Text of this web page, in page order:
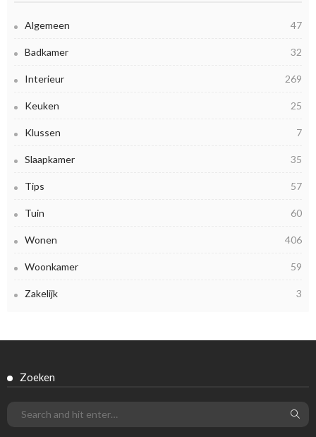
Algemeen 47
Badkamer 32
Interieur 269
Keuken 25
Klussen 7
Slaapkamer 35
Tips 57
Tuin 60
Wonen 406
Woonkamer 59
Zakelijk 3
Zoeken